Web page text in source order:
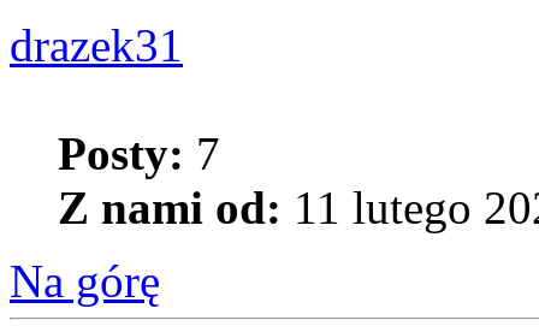
drazek31
Posty: 7
Z nami od: 11 lutego
Na górę